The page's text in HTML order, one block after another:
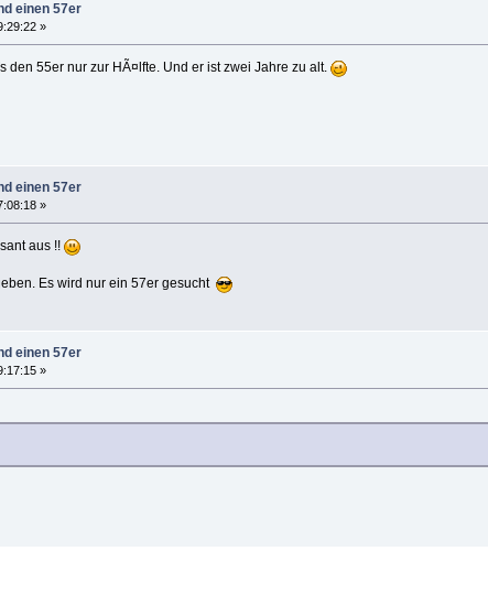
einen 57er
»
55er nur zur HÃ¤lfte. Und er ist zwei Jahre zu alt.
einen 57er
»
aus !!
Es wird nur ein 57er gesucht
einen 57er
»